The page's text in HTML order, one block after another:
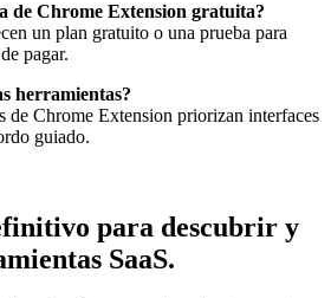
de Chrome Extension gratuita?
un plan gratuito o una prueba para
pagar.
herramientas?
de Chrome Extension priorizan interfaces
guiado.
para descubrir y
SaaS.